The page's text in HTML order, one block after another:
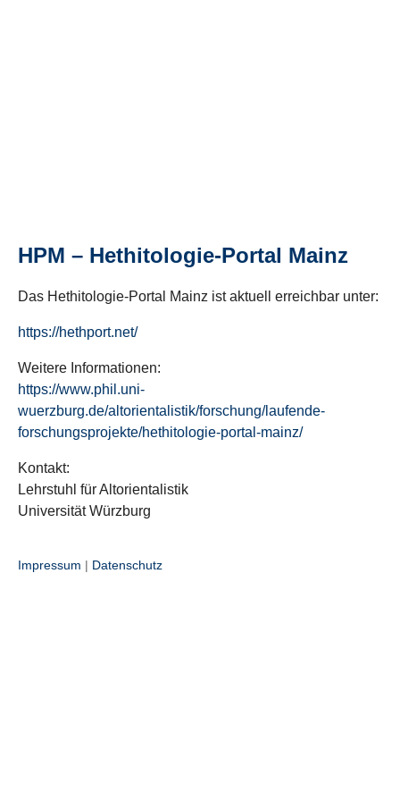
HPM – Hethitologie-Portal Mainz
Das Hethitologie-Portal Mainz ist aktuell erreichbar unter:
https://hethport.net/
Weitere Informationen:
https://www.phil.uni-
wuerzburg.de/altorientalistik/forschung/laufende-
forschungsprojekte/hethitologie-portal-mainz/
Kontakt:
Lehrstuhl für Altorientalistik
Universität Würzburg
Impressum | Datenschutz